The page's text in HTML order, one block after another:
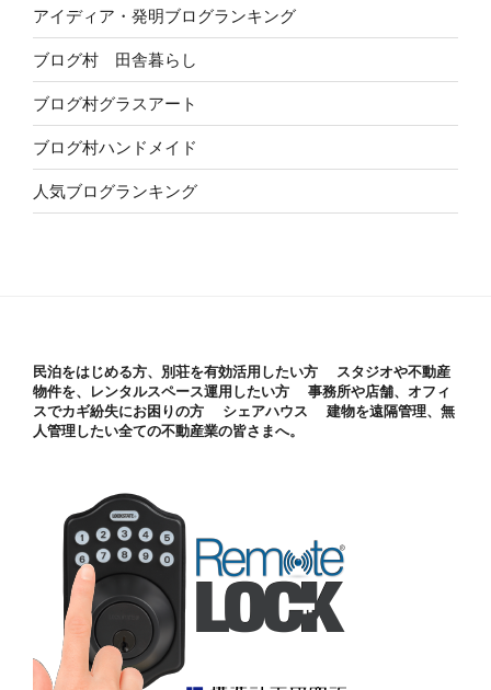
アイディア・発明ブログランキング
ブログ村 田舎暮らし
ブログ村グラスアート
ブログ村ハンドメイド
人気ブログランキング
民泊をはじめる方、別荘を有効活用したい方 スタジオや不動産
物件を、レンタルスペース運用したい方 事務所や店舗、オフィ
スでカギ紛失にお困りの方 シェアハウス 建物を遠隔管理、無
人管理したい全ての不動産業の皆さまへ。